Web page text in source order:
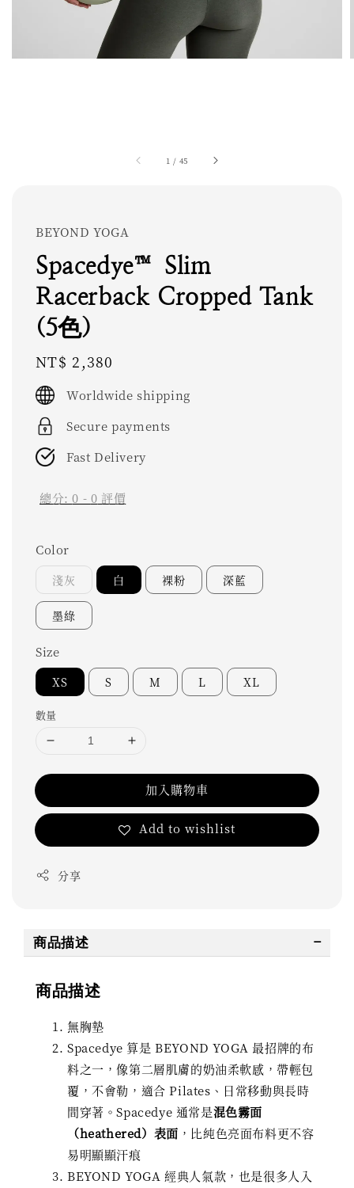
1 / 45
BEYOND YOGA
Spacedye™ Slim
Racerback Cropped Tank
(5色)
Regular
price
NT$ 2,380
Worldwide shipping
Secure payments
Fast Delivery
總分:0 - 0 評價
Color
淺灰 白 裸粉 深藍
墨綠
Size
XS S M L XL
數量
加入購物車
Add to wishlist
分享
商品描述
商品描述
無胸墊
Spacedye 算是 BEYOND YOGA 最招牌的布
料之一，像第二層肌膚的奶油柔軟感，帶輕包
覆，不會勒，適合 Pilates、日常移動與長時
間穿著。Spacedye 通常是混色霧面
（heathered）表面 ，比純色亮面布料更不容
易明顯顯汗痕
BEYOND YOGA 經典人氣款，也是很多人入